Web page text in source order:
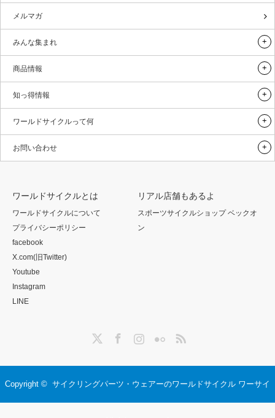
メルマガ
みんな集まれ
商品情報
知っ得情報
ワールドサイクルって何
お問い合わせ
ワールドサイクルとは
ワールドサイクルについて
プライバシーポリシー
facebook
X.com(旧Twitter)
Youtube
Instagram
LINE
リアル店舗もあるよ
スポーツサイクルショップ ベックオ
ン
InstagramFlickr RSS
Copyright © サイクリングパーツ・ウェアーのワールドサイクル ワーサイ